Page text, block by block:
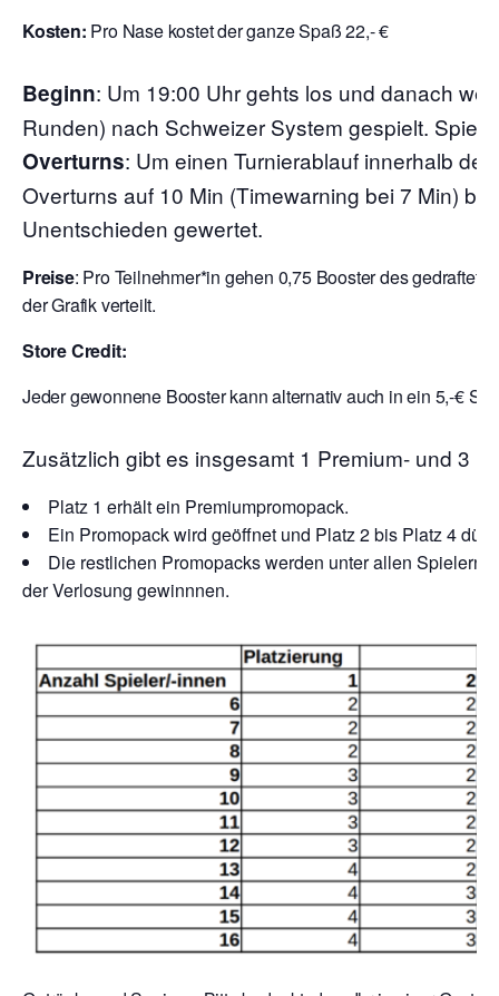
Kosten: Pro Nase kostet der ganze Spaß 22,- €
Beginn: Um 19:00 Uhr gehts los und danach
Runden) nach Schweizer System gespielt.
Overturns: Um einen Turnierablauf innerhalb
Overturns auf 10 Min (Timewarning bei 7 Min)
Unentschieden gewertet.
Preise: Pro Teilnehmer*in gehen 0,75 Booster des
der Grafik verteilt.
Store Credit:
Jeder gewonnene Booster kann alternativ auch in ein 5,-€
Zusätzlich gibt es insgesamt 1 Premium- und 3
Platz 1 erhält ein Premiumpromopack.
Ein Promopack wird geöffnet und Platz 2 bis Platz 4
Die restlichen Promopacks werden unter allen Spielern
der Verlosung gewinnnen.